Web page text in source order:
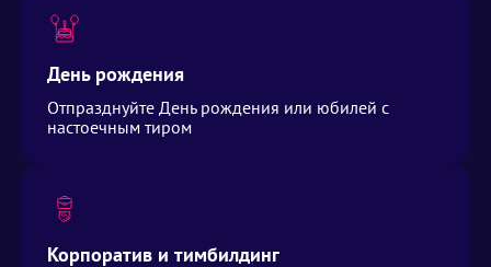
День рождения
Отпразднуйте День рождения или юбилей с
настоечным тиром
Корпоратив и тимбилдинг